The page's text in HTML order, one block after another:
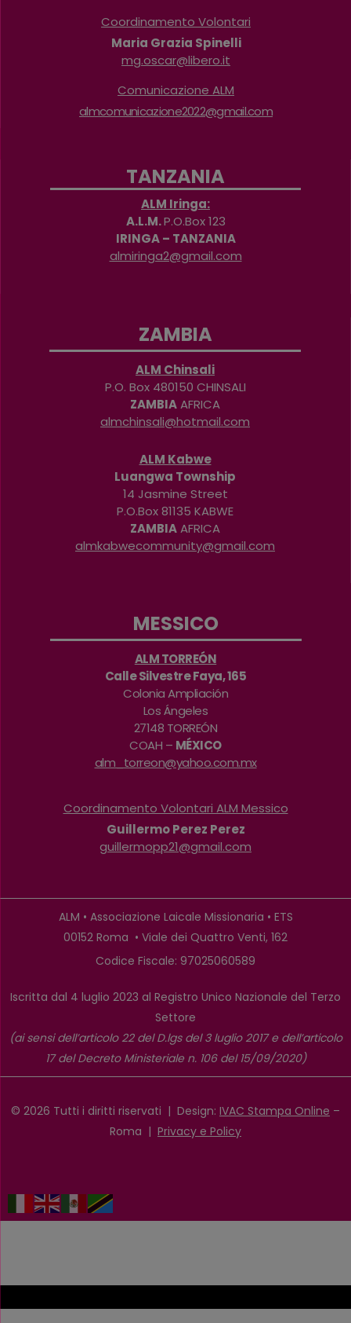
Coordinamento Volontari
Maria Grazia Spinelli
mg.oscar@libero.it
Comunicazione ALM
almcomunicazione2022@gmail.com
TANZANIA
ALM Iringa:
A.L.M.P.O.Box 123
IRINGA – TANZANIA
almiringa2@gmail.com
ZAMBIA
ALM Chinsali
P.O. Box 480150 CHINSALI
ZAMBIAAFRICA
almchinsali@hotmail.com
ALM Kabwe
Luangwa Township
14 Jasmine Street
P.O.Box 81135 KABWE
ZAMBIAAFRICA
almkabwecommunity@gmail.com
MESSICO
ALM TORREÓN
Calle Silvestre Faya, 165
Colonia Ampliación
Los Ángeles
27148 TORREÓN
COAH – MÉXICO
alm_torreon@yahoo.com.mx
Coordinamento Volontari ALM Messico
Guillermo Perez Perez
guillermopp21@gmail.com
ALM • Associazione Laicale Missionaria • ETS
00152 Roma • Viale dei Quattro Venti, 162
Codice Fiscale: 97025060589
Iscritta dal 4 luglio 2023 al Registro Unico Nazionale del Terzo
Settore
(ai sensi dell’articolo 22 del D.lgs del 3 luglio 2017 e dell’articolo
17 del Decreto Ministeriale n. 106 del 15/09/2020)
© 2026 Tutti i diritti riservati | Design: IVAC Stampa Online –
Roma | Privacy e Policy